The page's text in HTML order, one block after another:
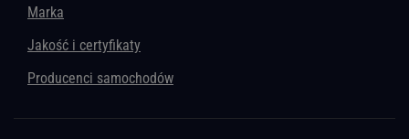
Marka
Jakość i certyfikaty
Producenci samochodów